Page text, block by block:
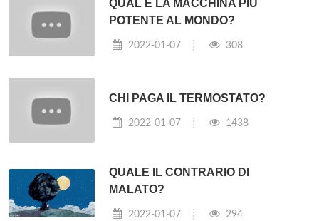
QUAL È LA MACCHINA PIÙ
POTENTE AL MONDO?
2022-01-07 308
CHI PAGA IL TERMOSTATO?
2022-01-07 1438
QUALE IL CONTRARIO DI
MALATO?
2022-01-07 294